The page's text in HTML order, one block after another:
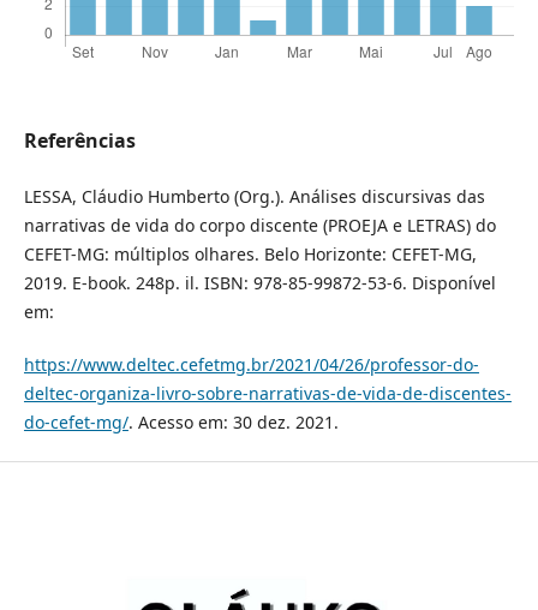
Referências
LESSA, Cláudio Humberto (Org.). Análises discursivas das
narrativas de vida do corpo discente (PROEJA e LETRAS) do
CEFET-MG: múltiplos olhares. Belo Horizonte: CEFET-MG,
2019. E-book. 248p. il. ISBN: 978-85-99872-53-6. Disponível
em:
https://www.deltec.cefetmg.br/2021/04/26/professor-do-
deltec-organiza-livro-sobre-narrativas-de-vida-de-discentes-
do-cefet-mg/. Acesso em: 30 dez. 2021.